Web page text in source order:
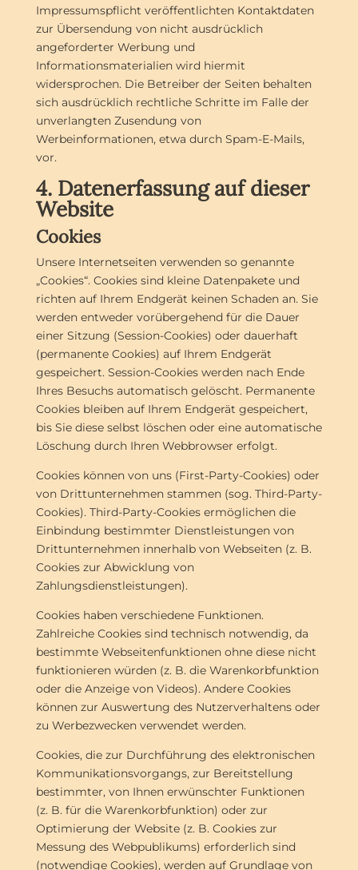
Impressumspflicht veröffentlichten Kontaktdaten
zur Übersendung von nicht ausdrücklich
angeforderter Werbung und
Informationsmaterialien wird hiermit
widersprochen. Die Betreiber der Seiten behalten
sich ausdrücklich rechtliche Schritte im Falle der
unverlangten Zusendung von
Werbeinformationen, etwa durch Spam-E-Mails,
vor.
4. Datenerfassung auf dieser
Website
Cookies
Unsere Internetseiten verwenden so genannte
„Cookies“. Cookies sind kleine Datenpakete und
richten auf Ihrem Endgerät keinen Schaden an. Sie
werden entweder vorübergehend für die Dauer
einer Sitzung (Session-Cookies) oder dauerhaft
(permanente Cookies) auf Ihrem Endgerät
gespeichert. Session-Cookies werden nach Ende
Ihres Besuchs automatisch gelöscht. Permanente
Cookies bleiben auf Ihrem Endgerät gespeichert,
bis Sie diese selbst löschen oder eine automatische
Löschung durch Ihren Webbrowser erfolgt.
Cookies können von uns (First-Party-Cookies) oder
von Drittunternehmen stammen (sog. Third-Party-
Cookies). Third-Party-Cookies ermöglichen die
Einbindung bestimmter Dienstleistungen von
Drittunternehmen innerhalb von Webseiten (z. B.
Cookies zur Abwicklung von
Zahlungsdienstleistungen).
Cookies haben verschiedene Funktionen.
Zahlreiche Cookies sind technisch notwendig, da
bestimmte Webseitenfunktionen ohne diese nicht
funktionieren würden (z. B. die Warenkorbfunktion
oder die Anzeige von Videos). Andere Cookies
können zur Auswertung des Nutzerverhaltens oder
zu Werbezwecken verwendet werden.
Cookies, die zur Durchführung des elektronischen
Kommunikationsvorgangs, zur Bereitstellung
bestimmter, von Ihnen erwünschter Funktionen
(z. B. für die Warenkorbfunktion) oder zur
Optimierung der Website (z. B. Cookies zur
Messung des Webpublikums) erforderlich sind
(notwendige Cookies), werden auf Grundlage von